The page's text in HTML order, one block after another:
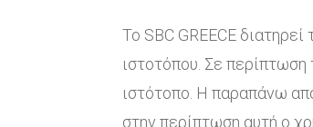
Το SBC GREECE
ιστοτόπου. Σε
ιστότοπο. Η παραπάνω
στην περίπτωση αυτή ο